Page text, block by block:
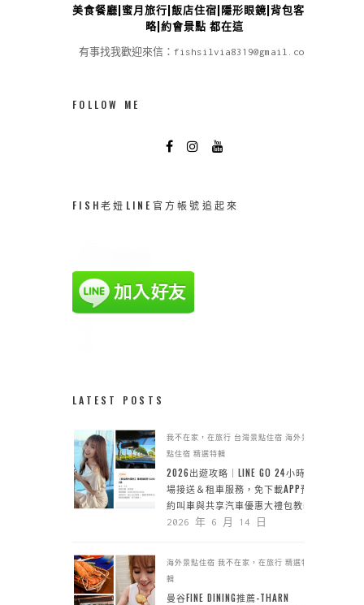
美食餐廳|蜜月旅行|飯店住宿|隱形眼鏡|背包客攻
略|約會景點 都在這
有事找我歡迎來信：fishsilvia8319@gmail.com
FOLLOW ME
FISH老妞LINE官方帳號追起來
LATEST POSTS
我不在家，在旅行 台灣景點住宿 海外景
點住宿 精選特輯
2026出遊攻略｜LINE GO 24小時機
場接送＆租車服務，免下載APP預
約叫車與共享汽車優惠大禮包教學
2026 年 6 月 14 日
海外景點住宿 我不在家，在旅行 精選特
輯
曼谷FINE DINING推薦-THARN